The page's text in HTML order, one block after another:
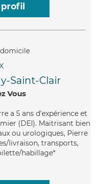
Saint-Clair
Vous
a 5 ans d'expérience et
(DEI). Maitrisant bien
ou urologiques, Pierre
livraison, transports,
habillage*